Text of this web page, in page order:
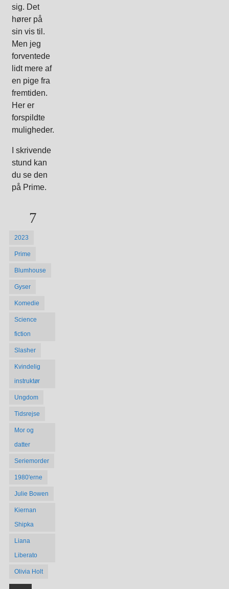
sig. Det
hører på
sin vis til.
Men jeg
forventede
lidt mere af
en pige fra
fremtiden.
Her er
forspildte
muligheder.
I skrivende
stund kan
du se den
på Prime.
1980'erne
2023
7
Blumhouse
Gyser
Julie Bowen
Kiernan
Shipka
Komedie
Kvindelig
instruktør
Liana
Liberato
Mor og
datter
Olivia Holt
Prime
Science
fiction
Seriemorder
Slasher
Tidsrejse
Ungdom